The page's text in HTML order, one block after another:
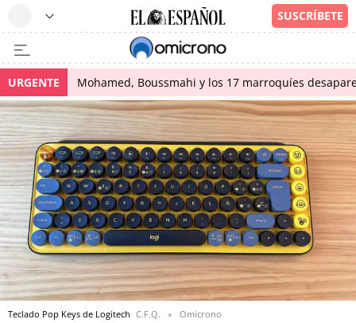
URGENTE Mohamed, Boussmahi y los 17 marroquíes
Teclado Pop Keys de Logitech C.F.Q. Omicrono